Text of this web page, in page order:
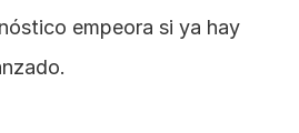
empeora si ya hay